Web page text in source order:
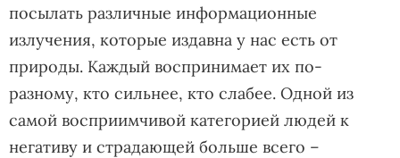
посылать различные информационные
излучения, которые издавна у нас есть от
природы. Каждый воспринимает их по-
разному, кто сильнее, кто слабее. Одной из
самой восприимчивой категорией людей к
негативу и страдающей больше всего –